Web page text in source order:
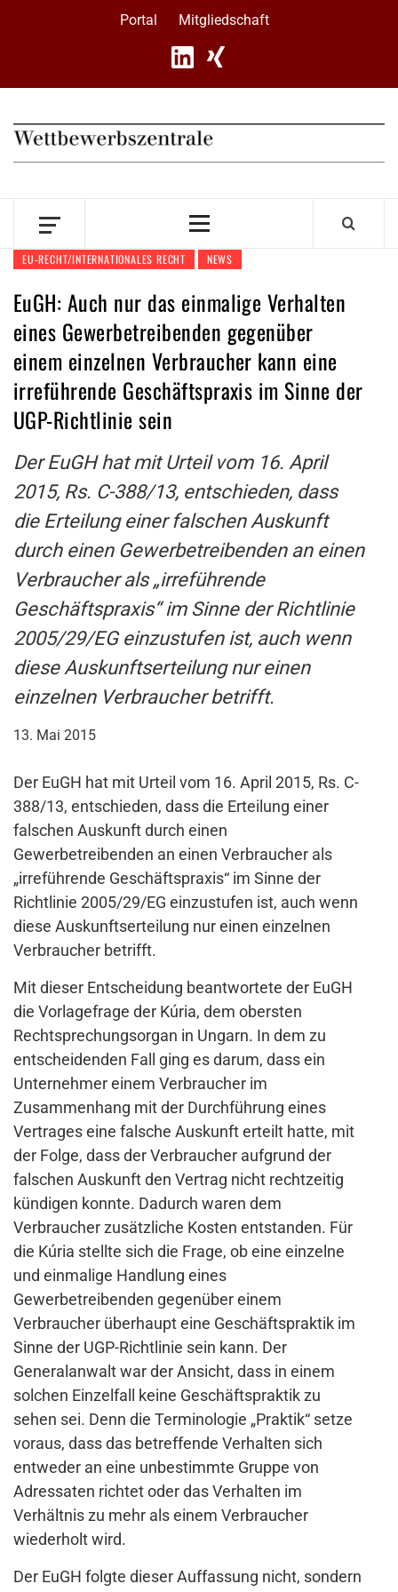
Portal Mitgliedschaft
Primary
EU-RECHT/INTERNATIONALES RECHT NEWS
EuGH: Auch nur das einmalige Verhalten
eines Gewerbetreibenden gegenüber
einem einzelnen Verbraucher kann eine
irreführende Geschäftspraxis im Sinne der
UGP-Richtlinie sein
Der EuGH hat mit Urteil vom 16. April
2015, Rs. C-388/13, entschieden, dass
die Erteilung einer falschen Auskunft
durch einen Gewerbetreibenden an einen
Verbraucher als „irreführende
Geschäftspraxis“ im Sinne der Richtlinie
2005/29/EG einzustufen ist, auch wenn
diese Auskunftserteilung nur einen
einzelnen Verbraucher betrifft.
13. Mai 2015
Der EuGH hat mit Urteil vom 16. April 2015, Rs. C-
388/13, entschieden, dass die Erteilung einer
falschen Auskunft durch einen
Gewerbetreibenden an einen Verbraucher als
„irreführende Geschäftspraxis“ im Sinne der
Richtlinie 2005/29/EG einzustufen ist, auch wenn
diese Auskunftserteilung nur einen einzelnen
Verbraucher betrifft.
Mit dieser Entscheidung beantwortete der EuGH
die Vorlagefrage der Kúria, dem obersten
Rechtsprechungsorgan in Ungarn. In dem zu
entscheidenden Fall ging es darum, dass ein
Unternehmer einem Verbraucher im
Zusammenhang mit der Durchführung eines
Vertrages eine falsche Auskunft erteilt hatte, mit
der Folge, dass der Verbraucher aufgrund der
falschen Auskunft den Vertrag nicht rechtzeitig
kündigen konnte. Dadurch waren dem
Verbraucher zusätzliche Kosten entstanden. Für
die Kúria stellte sich die Frage, ob eine einzelne
und einmalige Handlung eines
Gewerbetreibenden gegenüber einem
Verbraucher überhaupt eine Geschäftspraktik im
Sinne der UGP-Richtlinie sein kann. Der
Generalanwalt war der Ansicht, dass in einem
solchen Einzelfall keine Geschäftspraktik zu
sehen sei. Denn die Terminologie „Praktik“ setze
voraus, dass das betreffende Verhalten sich
entweder an eine unbestimmte Gruppe von
Adressaten richtet oder das Verhalten im
Verhältnis zu mehr als einem Verbraucher
wiederholt wird.
Der EuGH folgte dieser Auffassung nicht, sondern